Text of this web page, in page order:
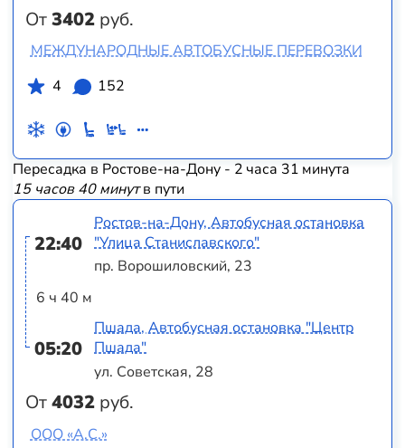
От3402 руб.
МЕЖДУНАРОДНЫЕ АВТОБУСНЫЕ ПЕРЕВОЗКИ
4
152
Пересадка в Ростове-на-Дону - 2 часа 31 минута
15 часов 40 минутв пути
22:40
6 ч 40 м
05:20
От4032 руб.
Ростов-на-Дону, Автобусная остановка
"Улица Станиславского"
пр. Ворошиловский, 23
Пшада, Автобусная остановка "Центр
Пшада"
ул. Советская, 28
ООО «А.С.»